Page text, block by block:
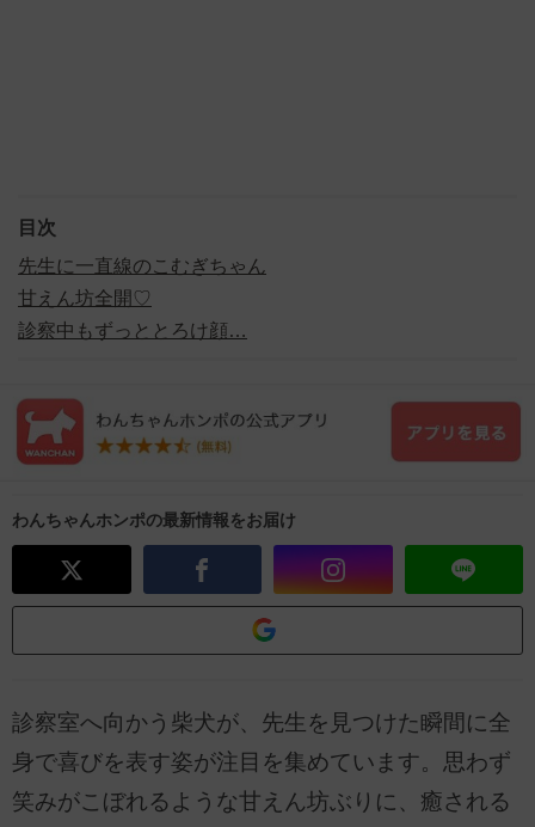
目次
先生に一直線のこむぎちゃん
甘えん坊全開♡
診察中もずっととろけ顔…
わんちゃんホンポの最新情報をお届け
診察室へ向かう柴犬が、先生を見つけた瞬間に全
身で喜びを表す姿が注目を集めています。思わず
笑みがこぼれるような甘えん坊ぶりに、癒される